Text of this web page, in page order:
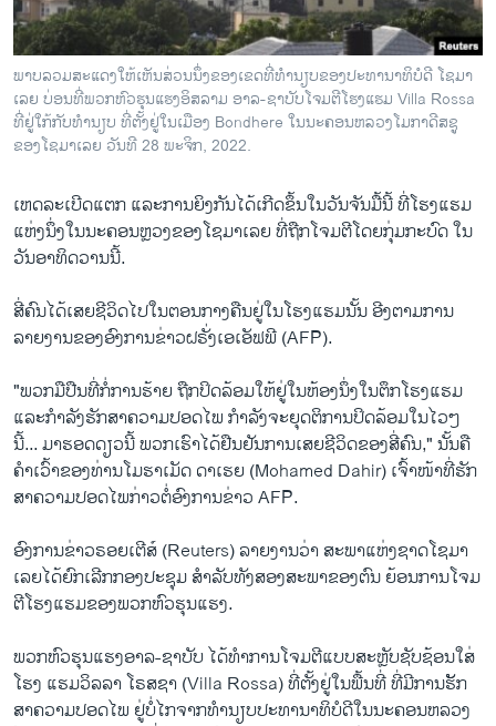
ທຸລະກິດ
ພາສາອັງກິດ
ວີດີໂອ
ສຽງ
ລາຍງານ
ຕິດຕາມພວກເຮົາ ທີ່
ພາສາຕ່າງໆ
ພາບ​ລວມ​ສະ​ແດງ​ໃຫ້​ເຫັນ​ສ່ວນ​ນຶ່ງ​ຂອງ​ເຂດ​ທີ່​ທຳ​ນຽບ​ຂອງ​ປະ​ທາ​ນາ​ທິ​ບໍ​ດີ ໂຊ​ມາ​
ເລຍ ບ່ອນ​ທີ່​ພວກ​ຫົວ​ຮຸນ​ແຮງອິ​ສ​ລາມ ອາ​ລ-ຊາ​ບັບໂຈມ​ຕີ​ໂຮງ​ແຮມ Villa Rossa
ທີ່​ຢູ່​ໃກ້​ກັບ​ທຳ​ນຽບ ທີ່​ຕັ້ງ​ຢູ່​ໃນ​ເມືອງ Bondhere ໃນນະຄອນຫລວງໂມກາດີສຊູ
ຂອງ​ໂຊ​ມາ​ເລຍ ວັນ​ທີ 28 ພະ​ຈິກ, 2022.
ເຫດລະ​ເບີດ​ແຕກ ແລະ​ການ​ຍິງ​ກັນ​ໄດ້​ເກີດ​ຂຶ້ນ​ໃນ​ວັນ​ຈັນ​ມື້​ນີ້ ທີ່ໂຮງ​ແຮມ​
ແຫ່ງ​ນຶ່ງ​ໃນ​ນະຄອນຫຼວງ​ຂອງ​ໂຊ​ມາ​ເລຍ ທີ່​ຖືກໂຈມ​ຕີ​ໂດຍ​ກຸ່ມ​ກະບົດ​ ໃນ​
ວັນ​ອາທິດ​ວານ​ນີ້.
ສີ່​ຄົນ​ໄດ້​ເສຍ​ຊີວິດໄປ​ໃນຕອນ​ກາງ​ຄືນຢູ່​ໃນ​ໂຮງ​ແຮມນັ້ນ ອີງ​ຕາມ​ການ​
ລາຍ​ງານ​ຂອງ​ອົງການ​ຂ່າວ​ຝຣັ່ງເອເອັ​ຟ​ພີ (AFP).
"ພວກ​ມື​ປືນທີ່​ກໍ່​ການ​ຮ້າຍ ຖືກ​ປິດ​ລ້ອມ​ໃຫ້​ຢູ່​ໃນ​ຫ້ອງ​ນຶ່ງ​ໃນ​ຕຶກໂຮງ​ແຮມ
ແລະ​ກຳ​ລັງ​ຮັກ​ສາ​ຄວາມ​ປອດ​ໄພ ​ກຳ​ລັງ​ຈະ​ຍຸດ​ຕິ​ການ​ປິດ​ລ້ອມ​ໃນ​ໄວໆ​
ນີ້... ມາຮອດດຽວນີ້ ພວກເຮົາໄດ້ຢືນຢັນການເສຍຊີວິດຂອງສີ່ຄົນ," ນັ້ນ​ຄື​
ຄຳ​ເວົ້າ​ຂອງທ່ານໂມ​ຮາ​ເມັດ ດາ​ເຮຍ (Mohamed Dahir) ເຈົ້າ​ໜ້າ​ທີ່​ຮັກ​
ສາ​ຄວາມ​ປອດ​ໄພ​ກ່າວ​ຕໍ່ອົງ​ການ​ຂ່າວ AFP.
ອົງ​ການ​ຂ່າວ​ຣອຍ​ເຕີ​ສ໌ (Reuters) ລາຍ​ງານ​ວ່າ ສະພາ​ແຫ່ງ​ຊາດ​ໂຊ​ມາ​
ເລຍ​ໄດ້​ຍົກ​ເລີກ​ກອງ​ປະຊຸມ ​ສໍາ​ລັບ​ທັງ​ສອງສະ​ພາ​ຂອງ​ຕົນ ຍ້ອນ​ການ​ໂຈມ​
ຕີ​ໂຮງ​ແຮມ​ຂອງພວກຫົວ​ຮຸນ​ແຮງ.
ພວກຫົວຮຸນແຮງອາລ-ຊາ​ບັບ ໄດ້ທຳການໂຈມຕີແບບສະຫຼັບຊັບຊ້ອນໃສ່
ໂຮງ ແຮມວິ​ລ​ລາ ໂຣ​ສຊາ (Villa Rossa) ທີ່ຕັ້ງຢູ່ໃນພື້ນທີ່ ທີ່​ມີ​ການ​ຮັັກ​
ສາ​ຄວາມປອດໄພ ຢູ່ບໍ່ໄກຈາກທຳນຽບປະທານາທິບໍດີໃນນະ​ຄອນ​ຫລວງ